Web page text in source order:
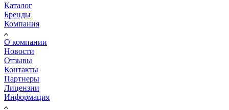
Каталог
Бренды
Компания
О компании
Новости
Отзывы
Контакты
Партнеры
Лицензии
Информация